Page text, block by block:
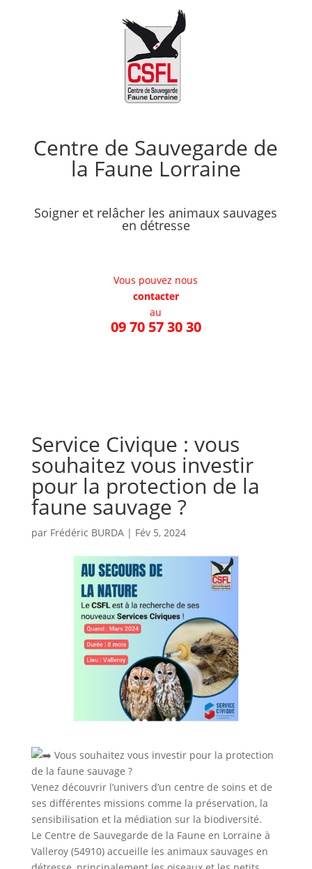
Centre de Sauvegarde de
la Faune Lorraine
Soigner et relâcher les animaux sauvages
en détresse
Vous pouvez nous
contacter
au
09 70 57 30 30
Service Civique : vous
souhaitez vous investir
pour la protection de la
faune sauvage ?
par Frédéric BURDA| Fév 5, 2024
Vous souhaitez vous investir pour la protection
de la faune sauvage ?
Venez découvrir l’univers d’un centre de soins et de
ses différentes missions comme la préservation, la
sensibilisation et la médiation sur la biodiversité.
Le Centre de Sauvegarde de la Faune en Lorraine à
Valleroy (54910) accueille les animaux sauvages en